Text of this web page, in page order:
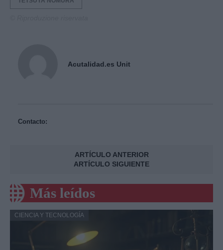
Acutalidad.es Unit
Contacto:
ARTÍCULO ANTERIOR
ARTÍCULO SIGUIENTE
Más leídos
CIENCIA Y TECNOLOGÍA